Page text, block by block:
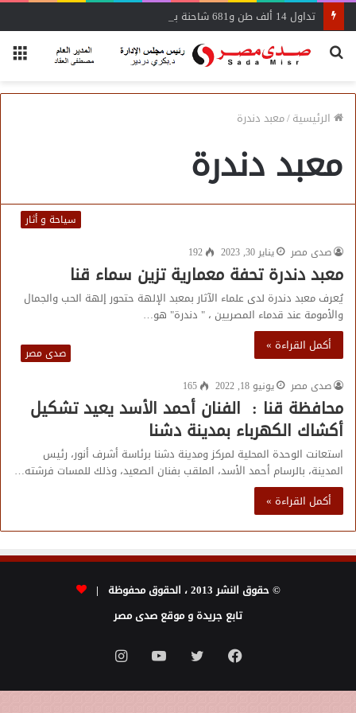
بحث
الرئيسية/معبد دندرة
معبد دندرة
سياحة و أثار
صدى مصر
يناير 30, 2023 192
معبد دندرة تحفة معمارية تزين سماء قنا
يُعرف معبد دندرة لدى علماء الآثار بمعبد الإلهة حتحور إلهة الحب والجمال
والأمومة عند قدماء المصريين ، " دندرة" هو…
أكمل القراءة »
صدى مصر
صدى مصر
يونيو 18, 2022 165
محافظة قنا : الفنان أحمد الأسد يعيد تشكيل
أكشاك الكهرباء بمدينة دشنا
استعانت الوحدة المحلية لمركز ومدينة دشنا برئاسة أشرف أنور، رئيس
المدينة، بالرسام أحمد الأسد، الملقب بفنان الصعيد، وذلك للمسات فرشته…
أكمل القراءة »
© حقوق النشر 2013 ، الحقوق محفوظة |
تابع جريدة و موقع صدى مصر
فيسبوك تويتر يوتيوبانستقرام